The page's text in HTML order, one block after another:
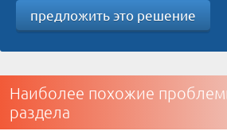
предложить это решение
Наиболее похожие
раздела